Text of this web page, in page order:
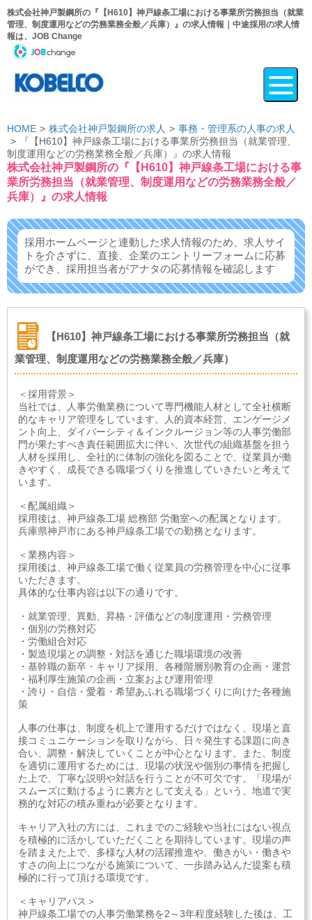
株式会社神戸製鋼所の『【H610】神戸線条工場における事業所労務担当（就業
管理、制度運用などの労務業務全般／兵庫）』の求人情報｜中途採用の求人情
報は、JOB Change
HOME 株式会社神戸製鋼所の求人
事務・管理系の人事の求人
『【H610】神戸線条工場における事業所労務担当（就業管理、
制度運用などの労務業務全般／兵庫）』の求人情報
株式会社神戸製鋼所の『【H610】神戸線条工場における事
業所労務担当（就業管理、制度運用などの労務業務全般／
兵庫）』の求人情報
採用ホームページと連動した求人情報のため、求人サイ
トを介さずに、 直接、企業のエントリーフォームに応募
ができ、 採用担当者がアナタの応募情報を確認します
【H610】神戸線条工場における事業所労務担当（就
業管理、制度運用などの労務業務全般／兵庫）
＜採用背景＞
当社では、人事労働業務について専門機能人材として全社横断
的なキャリア管理をしています。人的資本経営、エンゲージメ
ント向上、ダイバーシティ＆インクルージョン等の人事労働部
門が果たすべき責任範囲拡大に伴い、次世代の組織基盤を担う
人材を採用し、全社的に体制の強化を図ることで、従業員が働
きやすく、成長できる職場づくりを推進していきたいと考えて
います。
＜配属組織＞
採用後は、神戸線条工場 総務部 労働室への配属となります。
兵庫県神戸市にある神戸線条工場での勤務となります。
＜業務内容＞
採用後は、神戸線条工場で働く従業員の労務管理を中心に従事
いただきます。
具体的な仕事内容は以下の通りです。
・就業管理、異動、昇格・評価などの制度運用・労務管理
・個別の労務対応
・労働組合対応
・製造現場との調整・対話を通じた職場環境の改善
・基幹職の新卒・キャリア採用、各種階層別教育の企画・運営
・福利厚生施策の企画・立案および運用管理
・誇り・自信・愛着・希望あふれる職場づくりに向けた各種施
策
人事の仕事は、制度を机上で運用するだけではなく、現場と直
接コミュニケーションを取りながら、日々発生する課題に向き
合い、調整・解決していくことが中心となります。また、制度
を適切に運用するためには、現場の状況や個別の事情を把握し
た上で、丁寧な説明や対話を行うことが不可欠です。「現場が
スムーズに動けるように裏方として支える」という、地道で実
務的な対応の積み重ねが必要となります。
キャリア入社の方には、これまでのご経験や当社にはない視点
を積極的に活かしていただくことを期待しています。現場の声
を踏まえた上で、多様な人材の活躍推進や、働きがい・働きや
すさの向上につながる施策について、一歩踏み込んだ提案も積
極的に行って頂ける環境です。
＜キャリアパス＞
神戸線条工場での人事労働業務を2～3年程度経験した後は、工